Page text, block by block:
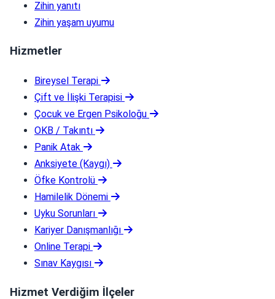
Zihin yanıtı
Zihin yaşam uyumu
Hizmetler
Bireysel Terapi
Çift ve İlişki Terapisi
Çocuk ve Ergen Psikoloğu
OKB / Takıntı
Panik Atak
Anksiyete (Kaygı)
Öfke Kontrolü
Hamilelik Dönemi
Uyku Sorunları
Kariyer Danışmanlığı
Online Terapi
Sınav Kaygısı
Hizmet Verdiğim İlçeler